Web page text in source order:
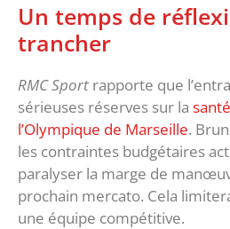
Un temps de
trancher
RMC Sport rapporte que
sérieuses réserves sur la
l’Olympique de Marseille.
les contraintes budgétaires
paralyser la marge de
prochain mercato. Cela
une équipe compétitive.